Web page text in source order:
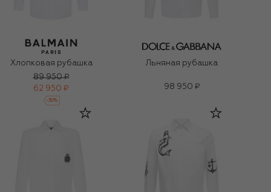
Хлопковая рубашка
89 950 ₽
62 950 ₽
-30%
Льняная рубашка
98 950 ₽